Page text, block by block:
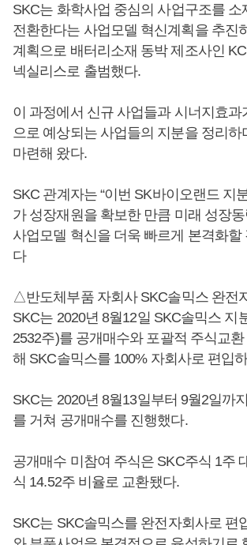
SKC는 화학사업 중심의 사업구조를 소
전환한다는 사업모델 혁신계획을 추진
계획으로 배터리소재 동박 제조사인
넥실리스로 출범했다.
이 과정에서 신규 사업들과 시너지효과
으로 예상되는 사업들의 지분을 정리하
마련해 왔다.
SKC 관계자는 “이번 SK바이오랜드 지
가 성장재원을 확보한 만큼 미래 성장
사업모델 혁신을 더욱 빠르게 본격화할
다
△반도체부품 자회사 SKC솔믹스 완전
SKC는 2020년 8월12일 SKC솔믹스 지
2532주)를 공개매수와 포괄적 주식교
해 SKC솔믹스를 100% 자회사로 편입
SKC는 2020년 8월13일부터 9월2일까
를 거쳐 공개매수를 진행했다.
공개매수 미참여 주식은 SKC주식 1주
식 14.52주 비율로 교환됐다.
SKC는 SKC솔믹스를 완전자회사로 편